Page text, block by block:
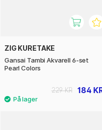
ZIG KURETAKE
Gansai Tambi Akvarell 6-set
Pearl Colors
184
229 KR